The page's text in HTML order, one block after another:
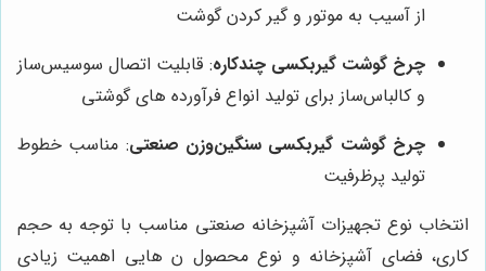
از آسیب به موتور و گیر کردن گوشت
چرخ گوشت گیربکسی چندکاره: قابلیت اتصال سوسیس‌ساز
و کالباس‌ساز برای تولید انواع فرآورده‌ های گوشتی
چرخ گوشت گیربکسی سنگین‌وزن صنعتی: مناسب خطوط
تولید پرظرفیت
انتخاب نوع تجهیزات آشپزخانه صنعتی مناسب با توجه به حجم
کاری، فضای آشپزخانه و نوع محصول ن هایی اهمیت زیادی